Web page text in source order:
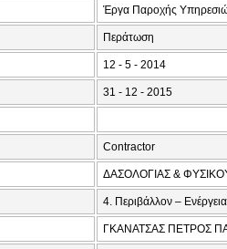
Έργα Παροχής
Περάτωση
12 - 5 - 2014
31 - 12 - 2015
Contractor
ΔΑΣΟΛΟΓΙΑΣ &
4. Περιβάλλον – Ενέργεια
ΓΚΑΝΑΤΣΑΣ ΠΕΤΡΟΣ